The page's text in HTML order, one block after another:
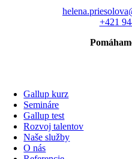
+421
Gallup kurz
Semináre
Gallup test
Rozvoj talentov
Naše služby
O nás